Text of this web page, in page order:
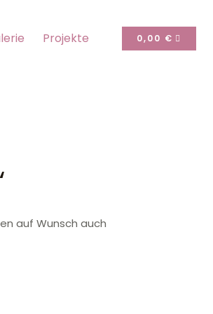
Projekte 0,00 €
auf Wunsch auch